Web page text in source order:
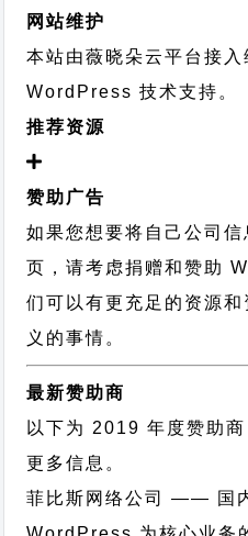
网站维护
本站由薇晓朵云平台接
WordPress 技术支持 。
推荐资源
赞助广告
如果您想要将自己公司
页，请考虑捐赠和赞助
们可以有更充足的资源
义的事情。
最新赞助商
以下为 2019 年度赞助
更多信息。
菲比斯网络公司
—— 国